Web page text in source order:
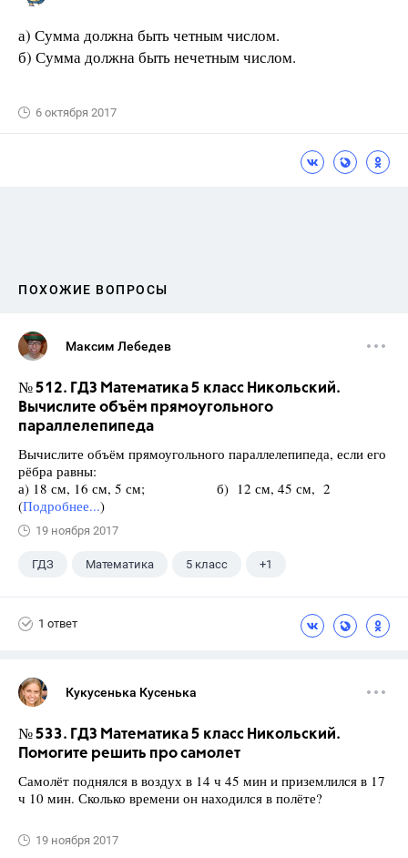
а) Сумма должна быть четным числом.
б) Сумма должна быть нечетным числом.
6 октября 2017
ПОХОЖИЕ ВОПРОСЫ
Максим Лебедев
№ 512. ГДЗ Математика 5 класс Никольский.
Вычислите объём прямоугольного
параллелепипеда
Вычислите объём прямоугольного параллелепипеда, если его
рёбра равны:
а) 18 см, 16 см, 5 см; б) 12 см, 45 см, 2
(Подробнее...)
19 ноября 2017
ГДЗ Математика 5 класс +1
1 ответ
Кукусенька Кусенька
№ 533. ГДЗ Математика 5 класс Никольский.
Помогите решить про самолет
Самолёт поднялся в воздух в 14 ч 45 мин и приземлился в 17
ч 10 мин. Сколько времени он находился в полёте?
19 ноября 2017